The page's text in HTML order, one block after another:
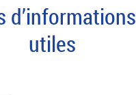
d’informations
utiles